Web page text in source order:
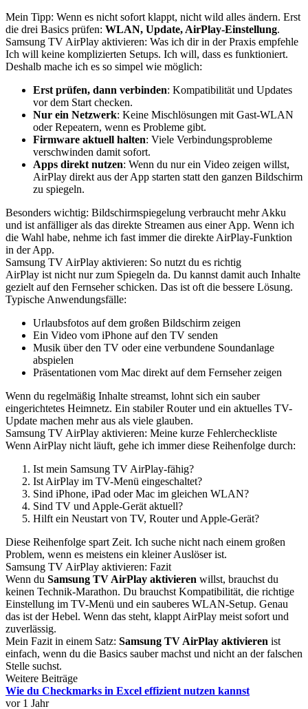
Mein Tipp: Wenn es nicht sofort klappt, nicht wild alles ändern. Erst
die drei Basics prüfen: WLAN, Update, AirPlay-Einstellung.
Samsung TV AirPlay aktivieren: Was ich dir in der Praxis empfehle
Ich will keine komplizierten Setups. Ich will, dass es funktioniert.
Deshalb mache ich es so simpel wie möglich:
Erst prüfen, dann verbinden: Kompatibilität und Updates
vor dem Start checken.
Nur ein Netzwerk: Keine Mischlösungen mit Gast-WLAN
oder Repeatern, wenn es Probleme gibt.
Firmware aktuell halten: Viele Verbindungsprobleme
verschwinden damit sofort.
Apps direkt nutzen: Wenn du nur ein Video zeigen willst,
AirPlay direkt aus der App starten statt den ganzen Bildschirm
zu spiegeln.
Besonders wichtig: Bildschirmspiegelung verbraucht mehr Akku
und ist anfälliger als das direkte Streamen aus einer App. Wenn ich
die Wahl habe, nehme ich fast immer die direkte AirPlay-Funktion
in der App.
Samsung TV AirPlay aktivieren: So nutzt du es richtig
AirPlay ist nicht nur zum Spiegeln da. Du kannst damit auch Inhalte
gezielt auf den Fernseher schicken. Das ist oft die bessere Lösung.
Typische Anwendungsfälle:
Urlaubsfotos auf dem großen Bildschirm zeigen
Ein Video vom iPhone auf den TV senden
Musik über den TV oder eine verbundene Soundanlage
abspielen
Präsentationen vom Mac direkt auf dem Fernseher zeigen
Wenn du regelmäßig Inhalte streamst, lohnt sich ein sauber
eingerichtetes Heimnetz. Ein stabiler Router und ein aktuelles TV-
Update machen mehr aus als viele glauben.
Samsung TV AirPlay aktivieren: Meine kurze Fehlercheckliste
Wenn AirPlay nicht läuft, gehe ich immer diese Reihenfolge durch:
Ist mein Samsung TV AirPlay-fähig?
Ist AirPlay im TV-Menü eingeschaltet?
Sind iPhone, iPad oder Mac im gleichen WLAN?
Sind TV und Apple-Gerät aktuell?
Hilft ein Neustart von TV, Router und Apple-Gerät?
Diese Reihenfolge spart Zeit. Ich suche nicht nach einem großen
Problem, wenn es meistens ein kleiner Auslöser ist.
Samsung TV AirPlay aktivieren: Fazit
Wenn du Samsung TV AirPlay aktivieren willst, brauchst du
keinen Technik-Marathon. Du brauchst Kompatibilität, die richtige
Einstellung im TV-Menü und ein sauberes WLAN-Setup. Genau
das ist der Hebel. Wenn das steht, klappt AirPlay meist sofort und
zuverlässig.
Mein Fazit in einem Satz: Samsung TV AirPlay aktivieren ist
einfach, wenn du die Basics sauber machst und nicht an der falschen
Stelle suchst.
Weitere Beiträge
Wie du Checkmarks in Excel effizient nutzen kannst
vor 1 Jahr